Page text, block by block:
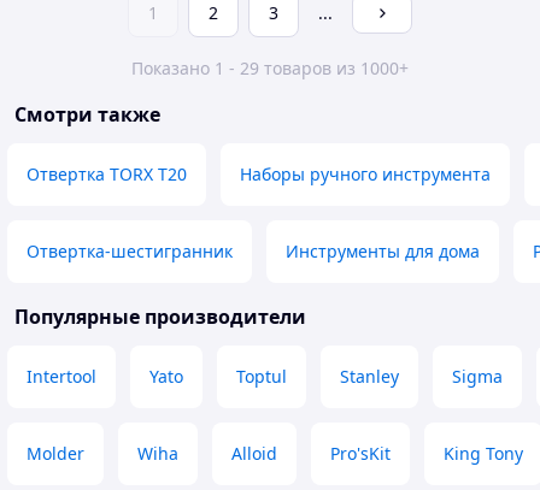
1 2 3 ...
Показано 1 - 29 товаров из 1000+
Смотри также
Отвертка TORX T20 Наборы ручного инструмента
Отвертка-шестигранник Инструменты для дома
Популярные производители
Intertool Yato Toptul Stanley Sigma
Molder Wiha Alloid Pro'sKit King Tony